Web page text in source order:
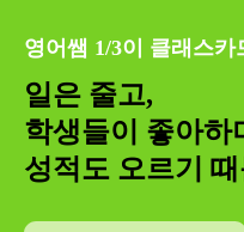
영어쌤 1/3이 클래스
일은 줄고,
학생들이 좋아하
성적도 오르기